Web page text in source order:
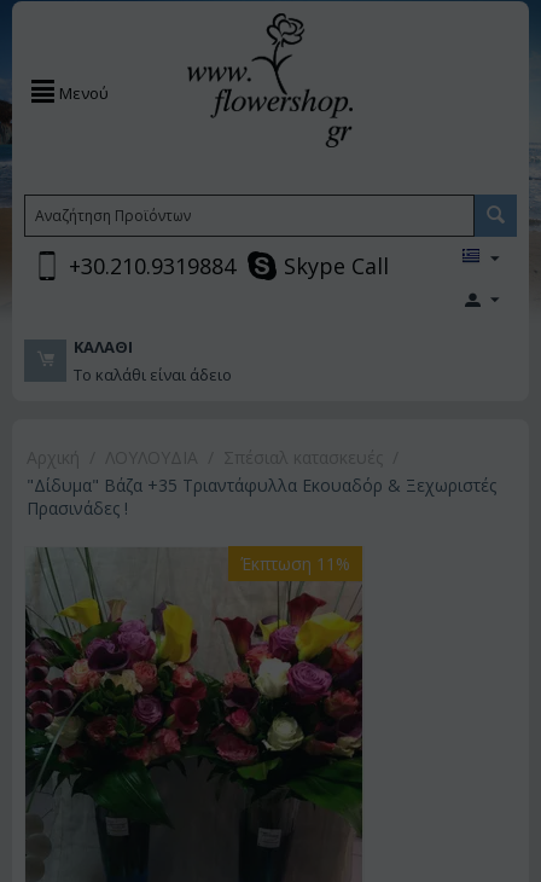
Μενού
+30.210.9319884 Skype Call
ΚΑΛΆΘΙ
Το καλάθι είναι άδειο
"Δίδυμα" Βάζα +35 Τριαντάφυλλα Εκουαδόρ & Ξεχωριστές
Πρασινάδες !
Έκπτωση 11%